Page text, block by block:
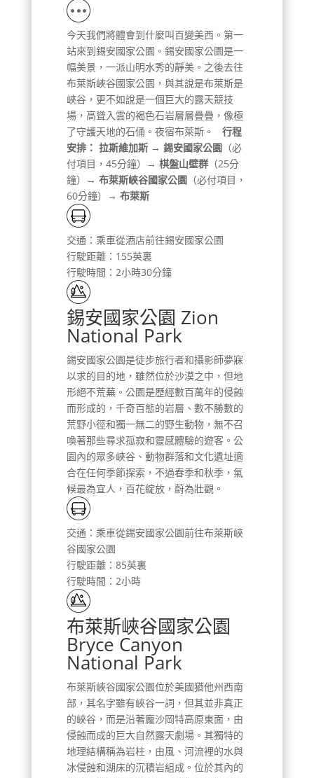
今天我們將體會到什麼叫百變美西。第一
站來到錫安國家公園。錫安國家公園是一
幅美景，一派山明水秀的靜美。之後去往
布萊斯峽谷國家公園，與其說是布萊斯是
峽谷，更不如說是一個巨大的露天競技
場，高聳入雲的褐色石岩層層疊疊，像極
了守護天地的石俑。夜宿布萊斯。 行程
安排： 拉斯維加斯 → 錫安國家公園（必
付項目，45分鐘）→ 棋盤山壁群（25分
鐘）→ 布萊斯峽谷國家公園（必付項目，
60分鐘）→ 布萊斯
交通：乘車從酒店前往錫安國家公園
行駛距離：155英裏
行駛時間：2小時30分鐘
錫安國家公園 Zion
National Park
錫安國家公園是徒步旅行者和攝影師夢寐
以求的目的地，雖然位於沙漠之中，但地
形絕不荒蕪。公園是歷經數百萬年的侵蝕
而形成的，千奇百態的岩層、數不勝數的
荒野小徑和獨一無二的野生動物，無不召
喚著那些尋求孤寂和靈感體驗的遊客。公
園內的眾多峽谷、動物群落和文化遺址適
合在任何季節探索，不過春季和秋季，氣
候最為宜人，百花綻放，蔚為壯觀。
交通：乘車從錫安國家公園前往布萊斯峽
谷國家公園
行駛距離：85英裏
行駛時間：2小時
布萊斯峽谷國家公園
Bryce Canyon
National Park
布萊斯峽谷國家公園位於美國猶他州西南
部，其名字雖有峽谷一詞，但其並非真正
的峽谷，而是沿著龐沙岡特高原東面，由
侵蝕而成的巨大自然露天劇場。其獨特的
地理結構稱為岩柱，由風、河流裡的水與
冰侵蝕和湖床的沉積岩組成。位於其內的